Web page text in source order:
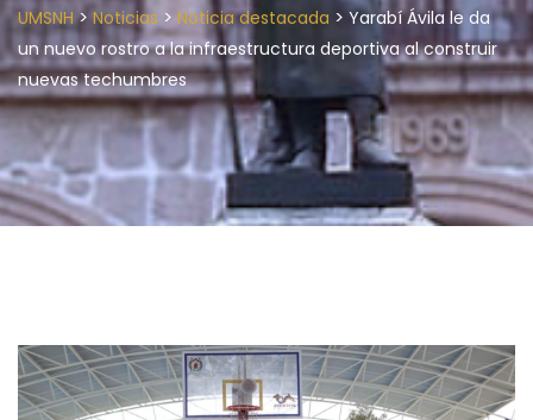
UMSNH> Noticias > Noticia destacada > Yarabí Ávila le da
un nuevo rostro a la infraestructura deportiva al construir
nuevas techumbres